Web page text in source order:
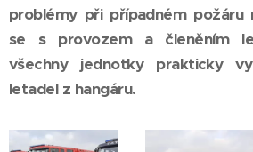
problémy při případném požáru
se s provozem a členěním
všechny jednotky prakticky
letadel z hangáru.